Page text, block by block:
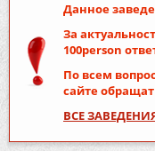
Данное
За
100person
По всем
сайте
ВСЕ